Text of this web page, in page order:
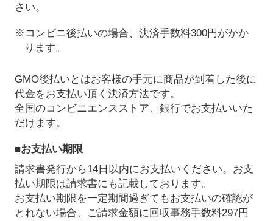
さい。
※コンビニ後払いの場合、決済手数料300円がかか
ります。
GMO後払いとはお客様の手元に商品が到着した後に
代金をお支払い頂く決済方法です。
全国のコンビニエンスストア、銀行でお支払いいた
だけます。
■お支払い期限
請求書発行から14日以内にお支払いください。お支
払い期限は請求書にも記載しております。
お支払い期限を一定期間過ぎてもお支払いの確認が
とれない場合、ご請求金額に回収事務手数料297円